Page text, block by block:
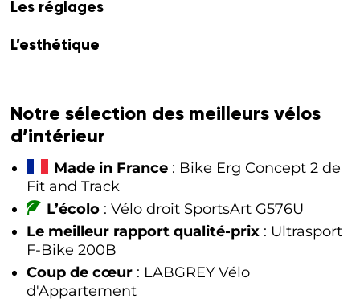
Les réglages
L’esthétique
Notre sélection des meilleurs vélos
d’intérieur
Made in France : Bike Erg Concept 2 de
Fit and Track
L’écolo : Vélo droit SportsArt G576U
Le meilleur rapport qualité-prix : Ultrasport
F-Bike 200B
Coup de cœur : LABGREY Vélo
d'Appartement